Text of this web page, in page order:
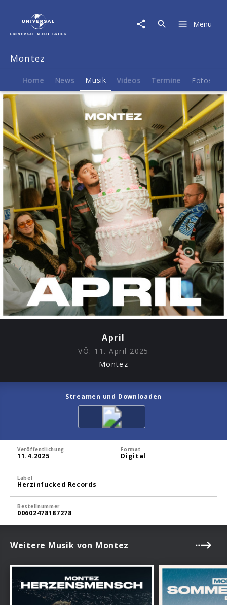
Menu
Montez
Home News Musik Videos Termine Fotos
April
VÖ: 11. April 2025
Montez
Streamen und Downloaden
Veröffentlichung
11.4.2025
Format
Digital
Label
Herzinfucked Records
Bestellnummer
00602478187278
Weitere Musik von Montez